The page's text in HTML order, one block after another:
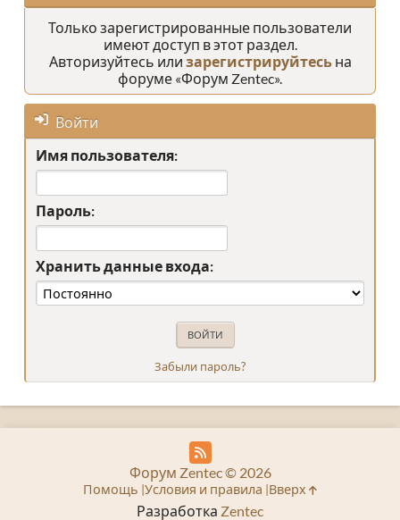
Только зарегистрированные пользователи
имеют доступ в этот раздел.
Авторизуйтесь или зарегистрируйтесьна
форуме «Форум Zentec».
Войти
Имя пользователя:
Пароль:
Хранить данные входа:
Забыли пароль?
Разработка Zentec
Форум Zentec © 2026
Помощь Условия и правила Вверх